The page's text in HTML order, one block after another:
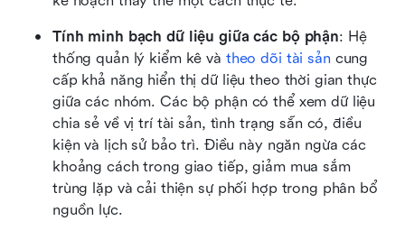
Tính minh bạch dữ liệu giữa các bộ phận: Hệ
thống quản lý kiểm kê và theo dõi tài sản cung
cấp khả năng hiển thị dữ liệu theo thời gian thực
giữa các nhóm. Các bộ phận có thể xem dữ liệu
chia sẻ về vị trí tài sản, tình trạng sẵn có, điều
kiện và lịch sử bảo trì. Điều này ngăn ngừa các
khoảng cách trong giao tiếp, giảm mua sắm
trùng lặp và cải thiện sự phối hợp trong phân bổ
nguồn lực.